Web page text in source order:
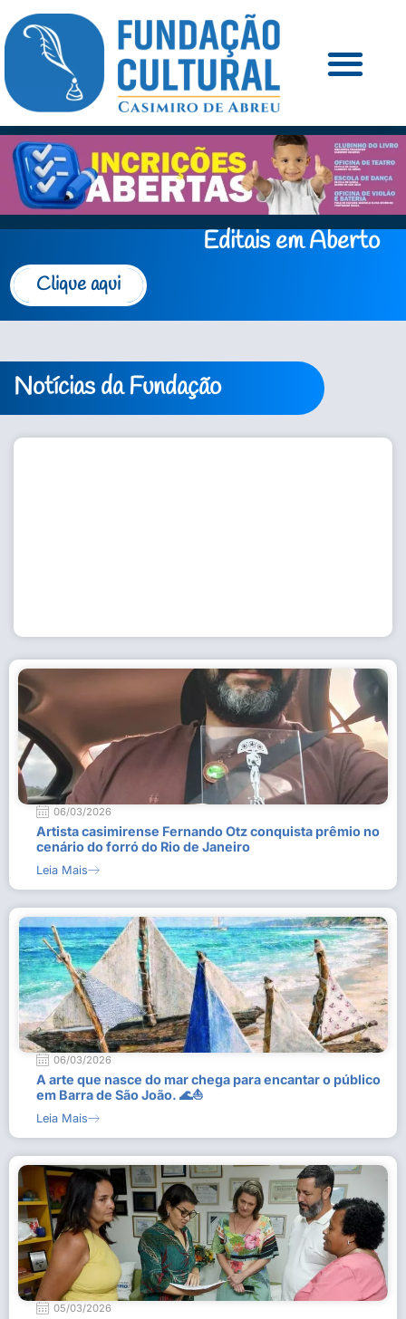
Editais em Aberto
Clique aqui
Notícias da Fundação
06/03/2026
Artista casimirense Fernando Otz conquista prêmio no
cenário do forró do Rio de Janeiro
Leia Mais
06/03/2026
A arte que nasce do mar chega para encantar o público
em Barra de São João. 🌊⛵
Leia Mais
05/03/2026